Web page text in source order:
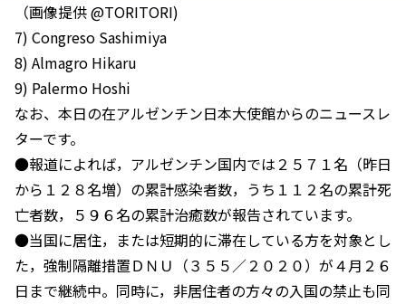
（画像提供 @TORITORI)
7) Congreso Sashimiya
8) Almagro Hikaru
9) Palermo Hoshi
なお、本日の在アルゼンチン日本大使館からのニュースレ
ターです。
●報道によれば，アルゼンチン国内では２５７１名（昨日
から１２８名増）の累計感染者数，うち１１２名の累計死
亡者数，５９６名の累計治癒数が報告されています。
●当国に居住，または短期的に滞在している方を対象とし
た，強制隔離措置ＤＮＵ（３５５／２０２０）が４月２６
日まで継続中。同時に，非居住者の方々の入国の禁止も同